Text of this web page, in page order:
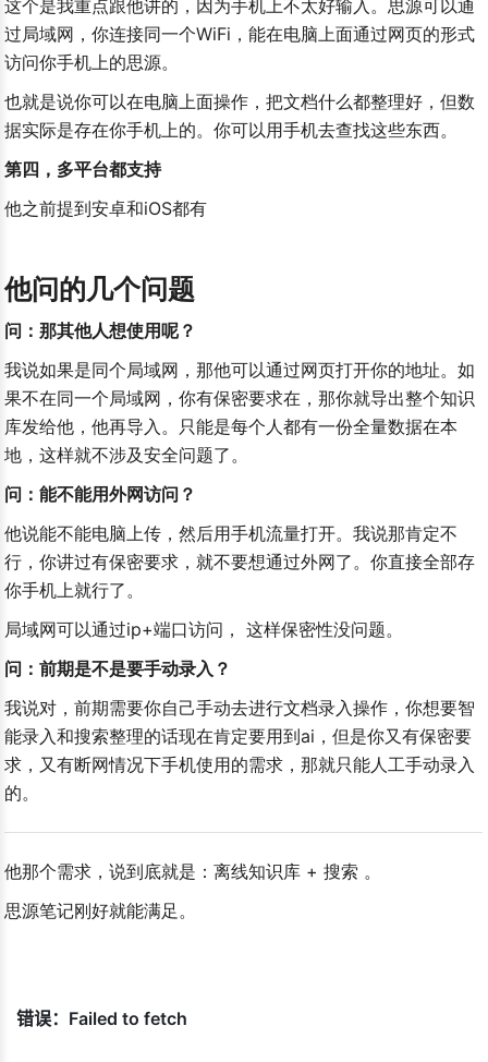
Is Necessary
这个是我重点跟他讲的，因为手机上不太好输入。思源可以通
过局域网，你连接同一个WiFi，能在电脑上面通过网页的形式
访问你手机上的思源。
也就是说你可以在电脑上面操作，把文档什么都整理好，但数
据实际是存在你手机上的。你可以用手机去查找这些东西。
第四，多平台都支持
他之前提到安卓和iOS都有
他问的几个问题
问：那其他人想使用呢？
我说如果是同个局域网，那他可以通过网页打开你的地址。如
果不在同一个局域网，你有保密要求在，那你就导出整个知识
库发给他，他再导入。只能是每个人都有一份全量数据在本
地，这样就不涉及安全问题了。
问：能不能用外网访问？
他说能不能电脑上传，然后用手机流量打开。我说那肯定不
行，你讲过有保密要求，就不要想通过外网了。你直接全部存
你手机上就行了。
局域网可以通过ip+端口访问， 这样保密性没问题。
问：前期是不是要手动录入？
我说对，前期需要你自己手动去进行文档录入操作，你想要智
能录入和搜索整理的话现在肯定要用到ai，但是你又有保密要
求，又有断网情况下手机使用的需求，那就只能人工手动录入
的。
他那个需求，说到底就是：离线知识库 + 搜索 。
思源笔记刚好就能满足。